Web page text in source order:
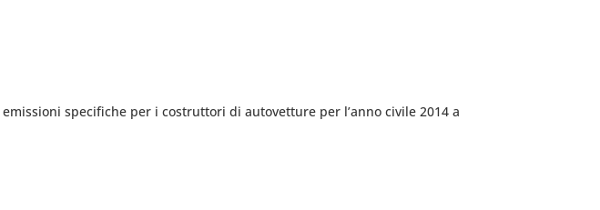
specifiche per i costruttori di autovetture per l’anno civile 2014 a